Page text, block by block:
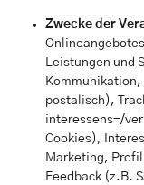
Zwecke der
Leistungen und
postalisch),
interessens-/
Cookies),
Marketing,
Feedback (z.B.